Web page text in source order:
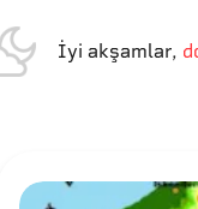
İyi akşamlar,